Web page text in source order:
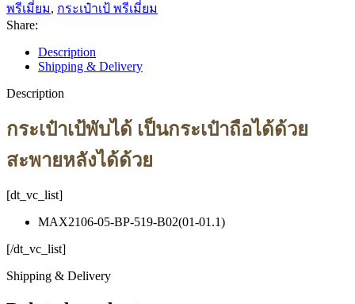
พรีเมี่ยม, กระเป๋าเป้ พรีเมี่ยม
Share:
Description
Shipping & Delivery
Description
กระเป๋าเป้พับได้ เป็นกระเป๋าถือได้ด้วย
สะพายหลังได้ด้วย
[dt_vc_list]
MAX2106-05-BP-519-B02(01-01.1)
[/dt_vc_list]
Shipping & Delivery